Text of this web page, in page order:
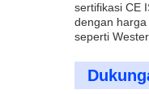
sertifikasi CE
dengan
seperti